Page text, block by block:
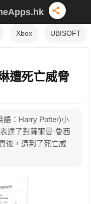
Xbox UBISOFT
遭死亡威脅
語：Harry Potter)小
達了對薩爾曼·魯西
後，遭到了死亡威